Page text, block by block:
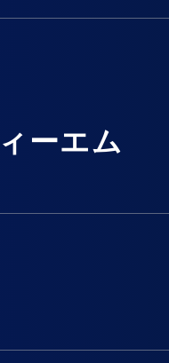
ーエム